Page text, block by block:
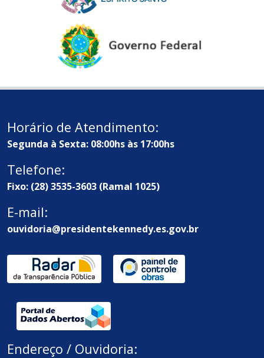
Horário de Atendimento:
Segunda à Sexta: 08:00hs às 17:00hs
Telefone:
Fixo: (28) 3535-3603 (Ramal 1025)
E-mail:
ouvidoria@presidentekennedy.es.gov.br
Endereço / Ouvidoria: